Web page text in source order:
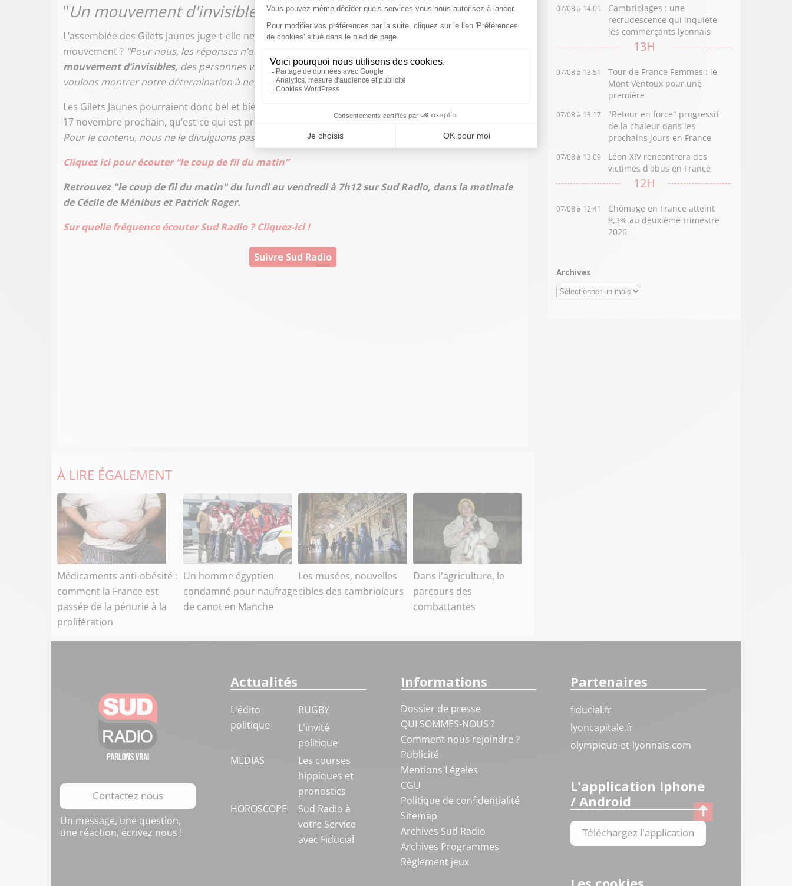
"Un mouvement d'invisibles "
L’assemblée des Gilets Jaunes juge-t-elle ne pas avoir eu de réponse un an après le lancement du
mouvement ? "Pour nous, les réponses n’ont absolument pas été satisfaisantes.
mouvement d’invisibles, des personnes vraiment déconnectées de la décision politique. Nous
voulons montrer notre détermination à ne pas lâcher, à continuer".
Les Gilets Jaunes pourraient donc bel et bien décider de se greffer aux mouvements sociaux à venir. Le
17 novembre prochain, qu’est-ce qui est prévu pour le premier anniversaire ?"Une forte mobilisation.
Pour le contenu, nous ne le divulguons pas. Notre assemblée n’est pas décisionnaire".
Cliquez ici pour écouter “le coup de fil du matin”
Retrouvez "le coup de fil du matin" du lundi au vendredi à 7h12 sur Sud Radio, dans la matinale
de Cécile de Ménibus et Patrick Roger.
Sur quelle fréquence écouter Sud Radio ? Cliquez-ici !
Suivre Sud Radio
À LIRE ÉGALEMENT
Médicaments anti-obésité :
comment la France est
passée de la pénurie à la
prolifération
Un homme égyptien
condamné pour naufrage
de canot en Manche
Les musées, nouvelles
cibles des cambrioleurs
Dans l'agriculture, le
parcours des
combattantes
07/08 à 14:09
Cambriolages : une
recrudescence qui inquiète
les commerçants lyonnais
13H
07/08 à 13:51
Tour de France Femmes : le
Mont Ventoux pour une
première
07/08 à 13:17
"Retour en force" progressif
de la chaleur dans les
prochains jours en France
07/08 à 13:09
Léon XIV rencontrera des
victimes d'abus en France
12H
07/08 à 12:41
Chômage en France atteint
8,3% au deuxième trimestre
2026
Archives
Archives
Contactez nous
Un message, une question,
une réaction, écrivez nous !
Actualités
L'édito
politique
RUGBY
L'invité
politique
MEDIAS
Les courses
hippiques et
pronostics
HOROSCOPE
Sud Radio à
votre Service
avec Fiducial
Informations
Dossier de presse
QUI SOMMES-NOUS ?
Comment nous rejoindre ?
Publicité
Mentions Légales
CGU
Politique de confidentialité
Sitemap
Archives Sud Radio
Archives Programmes
Règlement jeux
Partenaires
fiducial.fr
lyoncapitale.fr
olympique-et-lyonnais.com
L'application Iphone
/ Android
Téléchargez l'application